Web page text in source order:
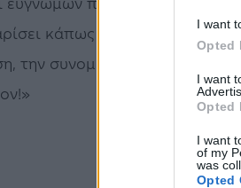
I want
Opted
I want
Opted
I want
of my
was
Opted
κάπως την χώρα και τον
την συνομωσιολαγνεία, τον